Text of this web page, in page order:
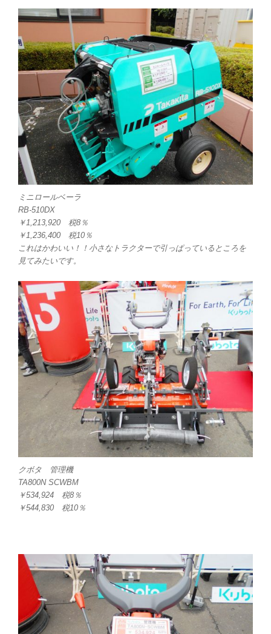
ミニロールベーラ
RB-510DX
￥1,213,920 税8％
￥1,236,400 税10％
これはかわいい！！小さなトラクターで引っぱっているところを
見てみたいです。
クボタ 管理機
TA800N SCWBM
￥534,924 税8％
￥544,830 税10％